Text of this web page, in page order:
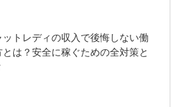
ットレディの収入で後悔しない働
とは？安全に稼ぐための全対策と